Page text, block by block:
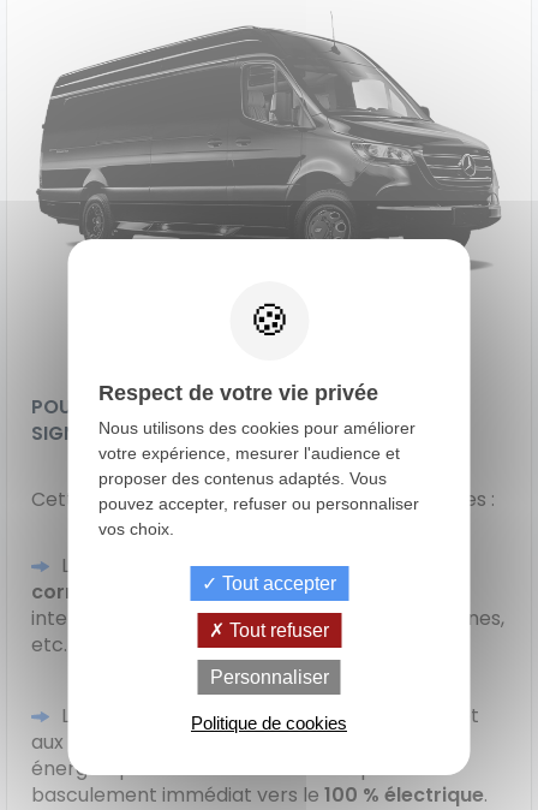
de
votreLe crédit
classique
d'Achat (LOA)
POURQUOI CE RENOUVELLEMENT EST UN BON
SIGNE POUR LES PROS
Cette évolution est importante à plusieurs titres :
La modularitéva permettre de mieux
correspondre aux métiers: artisans, livraison,
interventions techniques, transport de personnes,
etc.
La cohabitation des motorisations
permet
aux entreprises de
planifier
énergétique sans être contraintes par un
basculement immédiat vers le 100 % électrique.
Respect de votre vie privée
Nous utilisons des cookies pour améliorer
votre expérience, mesurer l'audience et
proposer des contenus adaptés. Vous
pouvez accepter, refuser ou personnaliser
vos choix.
Tout accepter
Tout refuser
Personnaliser
Politique de cookies